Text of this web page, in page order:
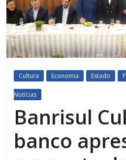
Cultura Economia Estado
Notícias
Banrisul
banco